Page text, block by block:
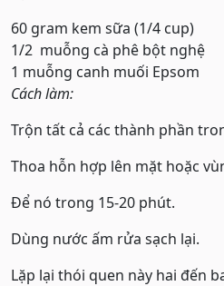
60 gram kem sữa (1/4 cup)
1/2 muỗng cà phê bột nghệ
1 muỗng canh muối Epsom
Cách làm:
Trộn tất cả các thành phần
Thoa hỗn hợp lên mặt hoặc
Để nó trong 15-20 phút.
Dùng nước ấm rửa sạch lại.
Lặp lại thói quen này hai đến